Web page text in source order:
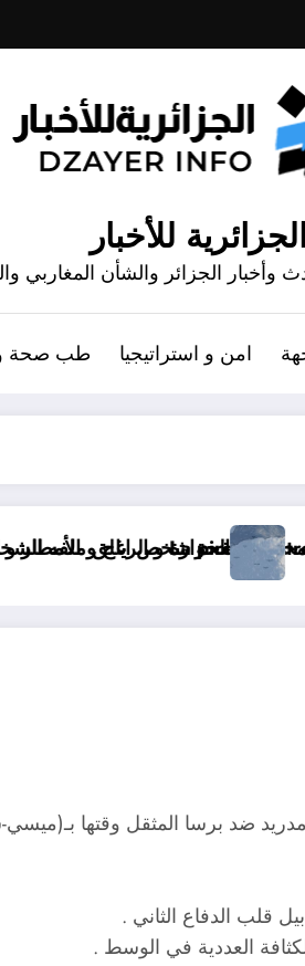
الجزائرية للأخبار
وأخبار الجزائر والشأن المغاربي
امن و استراتيجيا طب صحة
و الوضعية الجوية وحالة البحر في الولايات الجزائرية اليوم
ضد برسا المثقل وقتها بـ(ميسي-
قلب الدفاع الثاني .
العددية في الوسط .